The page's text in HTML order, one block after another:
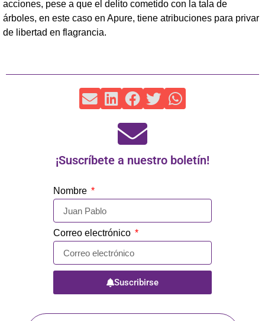
acciones, pese a que el delito cometido con la tala de
árboles, en este caso en Apure, tiene atribuciones para privar
de libertad en flagrancia.
¡Suscríbete a nuestro boletín!
Nombre
Correo electrónico
Suscribirse